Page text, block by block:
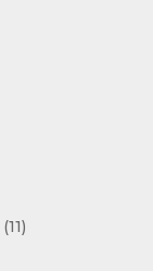
producto
1111